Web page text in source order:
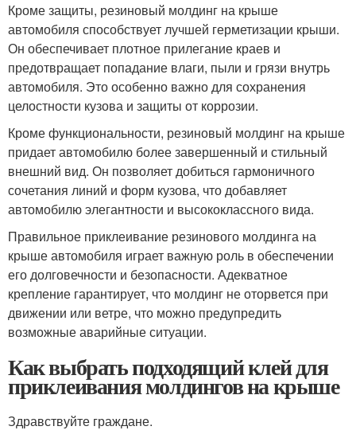
Кроме защиты, резиновый молдинг на крыше
автомобиля способствует лучшей герметизации крыши.
Он обеспечивает плотное прилегание краев и
предотвращает попадание влаги, пыли и грязи внутрь
автомобиля. Это особенно важно для сохранения
целостности кузова и защиты от коррозии.
Кроме функциональности, резиновый молдинг на крыше
придает автомобилю более завершенный и стильный
внешний вид. Он позволяет добиться гармоничного
сочетания линий и форм кузова, что добавляет
автомобилю элегантности и высококлассного вида.
Правильное приклеивание резинового молдинга на
крыше автомобиля играет важную роль в обеспечении
его долговечности и безопасности. Адекватное
крепление гарантирует, что молдинг не оторвется при
движении или ветре, что можно предупредить
возможные аварийные ситуации.
Как выбрать подходящий клей для
приклеивания молдингов на крыше
Здравствуйте граждане.